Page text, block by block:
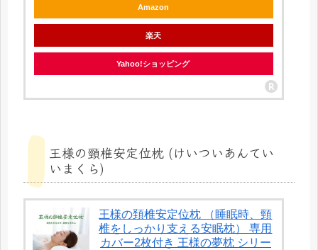
Amazon
楽天
Yahoo!ショッピング
王様の頸椎安定位枕 (けいついあんてい
いまくら)
王様の頚椎安定位枕 （睡眠時、頸
椎をしっかり支える安眠枕） 専用
カバー2枚付き 王様の夢枕 シリー